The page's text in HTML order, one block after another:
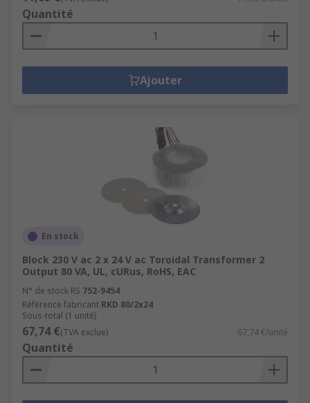
Quantité
Ajouter
En stock
Block 230 V ac 2 x 24 V ac Toroidal Transformer 2
Output 80 VA, UL, cURus, RoHS, EAC
N° de stock RS 752-9454
Référence fabricant RKD 80/2x24
Sous-total (1 unité)
67,74 €(TVA exclue) 67,74 €/unité
Quantité